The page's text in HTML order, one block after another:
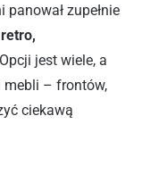
zupełnie
jest wiele, a
mebli – frontów,
ciekawą